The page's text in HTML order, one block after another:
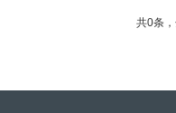
共0条